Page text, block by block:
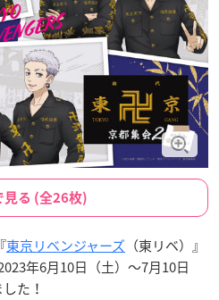
見る (全26枚)
東京リベンジャーズ （東リベ）』
年6月10日（土）〜7月10日
た！